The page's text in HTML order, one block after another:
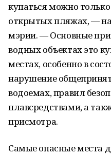
купаться можно
открытых пляжах, —
мэрии. — Основные
водных объектах это
местах, особенно в
нарушение
водоемах, правил
плавсредствами, а
присмотра.
Самые опасные места